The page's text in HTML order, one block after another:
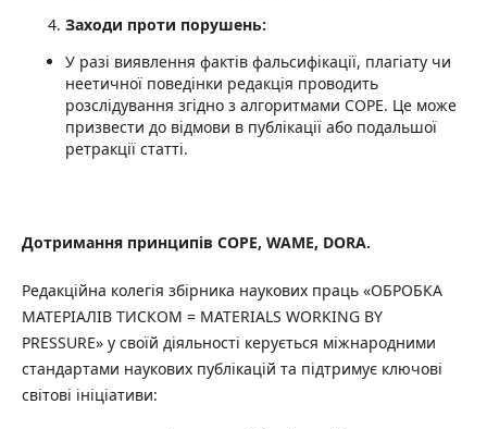
Заходи проти порушень:
У разі виявлення фактів фальсифікації, плагіату чи
неетичної поведінки редакція проводить
розслідування згідно з алгоритмами COPE. Це може
призвести до відмови в публікації або подальшої
ретракції статті.
Дотримання принципів COPE, WAME, DORA.
Редакційна колегія збірника наукових праць «ОБРОБКА
МАТЕРІАЛІВ ТИСКОМ = MATERIALS WORKING BY
PRESSURE» у своїй діяльності керується міжнародними
стандартами наукових публікацій та підтримує ключові
світові ініціативи: